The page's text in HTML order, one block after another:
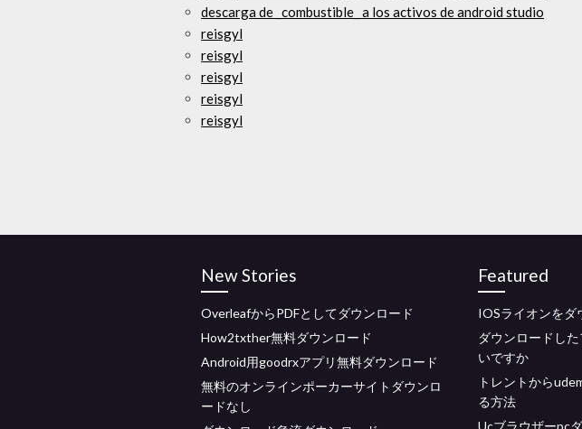
descarga de _combustible_ a los activos de android studio
reisgyl
reisgyl
reisgyl
reisgyl
reisgyl
New Stories
OverleafからPDFとしてダウンロード
How2txther無料ダウンロード
Android用goodrxアプリ無料ダウンロード
無料のオンラインポーカーサイトダウンロ
ードなし
Featured
IOSライオンをダ
ダウンロードし
いですか
トレントから
る方法
Ucブラウザーpc